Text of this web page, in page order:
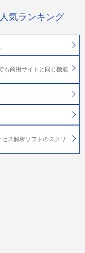
気ランキング
も商用サイトと同じ機能
ス解析ソフトのスクリ